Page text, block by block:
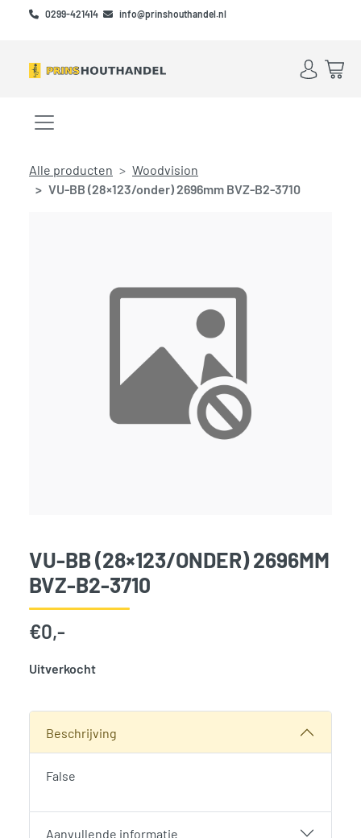
Skip to main content
Skip to footer
0299-421414 info@prinshouthandel.nl
Account
Menu openen/sluiten
Alle producten
Woodvision
VU-BB (28×123/onder) 2696mm BVZ-B2-3710
VU-BB (28×123/ONDER) 2696MM
BVZ-B2-3710
€0,-
Uitverkocht
Beschrijving
False
Aanvullende informatie